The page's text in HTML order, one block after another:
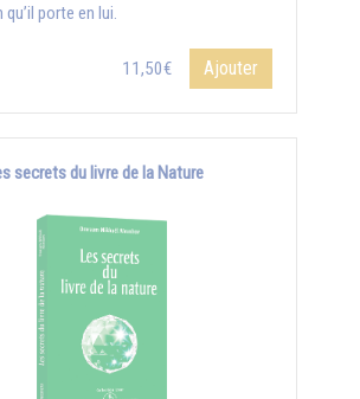
porte en lui.
11,50€ Ajouter
secrets du livre de la Nature